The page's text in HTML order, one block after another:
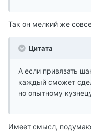
Так он мелкий же
Цитата
А если привязать
каждый сможет
но опытному
Имеет смысл,